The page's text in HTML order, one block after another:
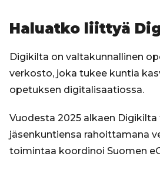
Haluatko liittyä
Digikilta on valtakunnallinen
verkosto, joka tukee kuntia
opetuksen digitalisaatiossa.
Vuodesta 2025 alkaen
jäsenkuntiensa rahoittamana
toimintaa koordinoi Suomen